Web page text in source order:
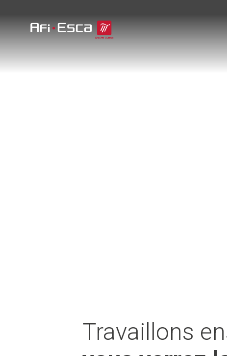
Travaillons